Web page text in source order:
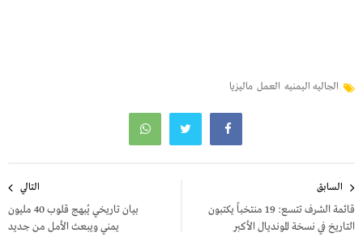
الجاليه اليمنيه العمل ماليزيا
المقالات
السابق
قائمة الشرف تتسع: 19 منتخباً يكتبون
التاريخ في نسخة المونديال الأكبر
التالي
بيان تاريخي يُبهج قلوب 40 مليون
يمني ويبعث الأمل من جديد